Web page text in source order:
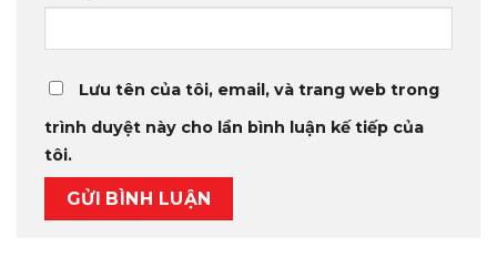
Lưu tên của tôi, email, và trang web trong
trình duyệt này cho lần bình luận kế tiếp của
tôi.